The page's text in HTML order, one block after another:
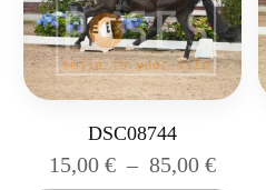
DSC08744
15,00 € – 85,00 €